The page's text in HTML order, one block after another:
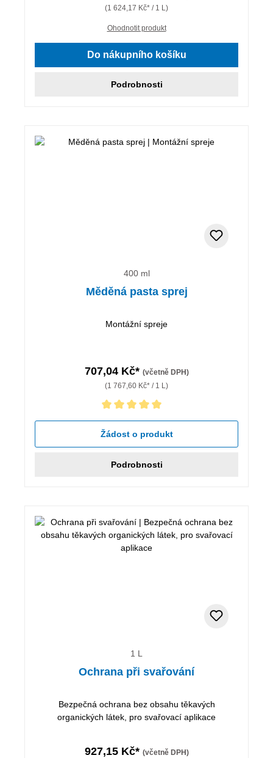
(1 624,17 Kč* / 1 L)
Ohodnotit produkt
Do nákupního košíku
Podrobnosti
400 ml
Měděná pasta sprej
Montážní spreje
707,04 Kč* (včetně DPH)
(1 767,60 Kč* / 1 L)
Průměrné hodnocení 5 z 5 hvězd
Žádost o produkt
Podrobnosti
1 L
Ochrana při svařování
Bezpečná ochrana bez obsahu těkavých
organických látek, pro svařovací aplikace
927,15 Kč* (včetně DPH)